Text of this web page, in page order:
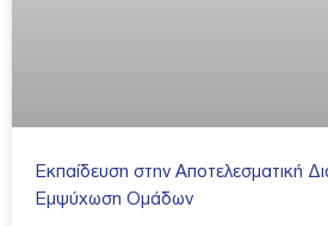
Εκπαίδευση στην Aποτελεσματική
Εμψύχωση Ομάδων